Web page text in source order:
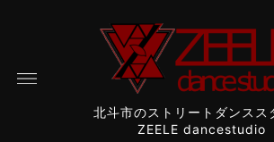
北斗市のストリートダンスス
ZEELE dancestudio